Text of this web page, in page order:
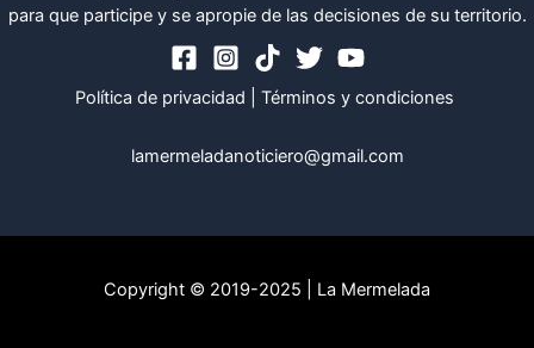
para que participe y se apropie de las decisiones de su territorio.
Política de privacidad Términos y condiciones
lamermeladanoticiero@gmail.com
Copyright © 2019-2025 | La Mermelada